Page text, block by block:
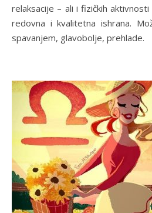
relaksacije – ali i fizičkih
redovna i kvalitetna ishrana.
spavanjem, glavobolje, prehlade.